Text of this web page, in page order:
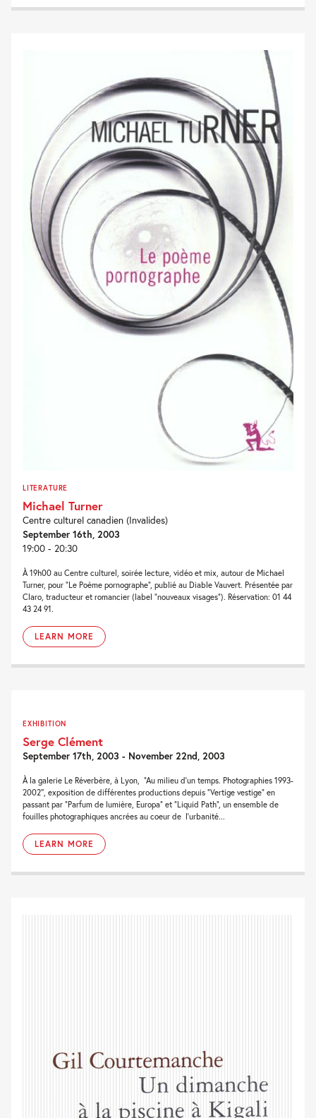
LITERATURE
Michael Turner
Centre culturel canadien (Invalides)
September 16th, 2003
19:00 - 20:30
À 19h00 au Centre culturel, soirée lecture, vidéo et mix, autour de Michael
Turner, pour “Le Poème pornographe”, publié au Diable Vauvert. Présentée par
Claro, traducteur et romancier (label “nouveaux visages”). Réservation: 01 44
43 24 91.
LEARN MORE
EXHIBITION
Serge Clément
September 17th, 2003 - November 22nd, 2003
À la galerie Le Réverbère, à Lyon, “Au milieu d’un temps. Photographies 1993-
2002″, exposition de différentes productions depuis “Vertige vestige” en
passant par “Parfum de lumière, Europa” et “Liquid Path”, un ensemble de
fouilles photographiques ancrées au coeur de l’urbanité...
LEARN MORE